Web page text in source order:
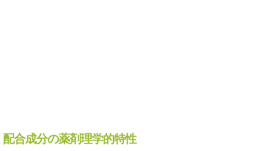
配合成分の薬剤理学的特性